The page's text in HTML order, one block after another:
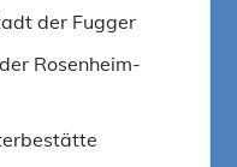
der Fugger
Rosenheim-